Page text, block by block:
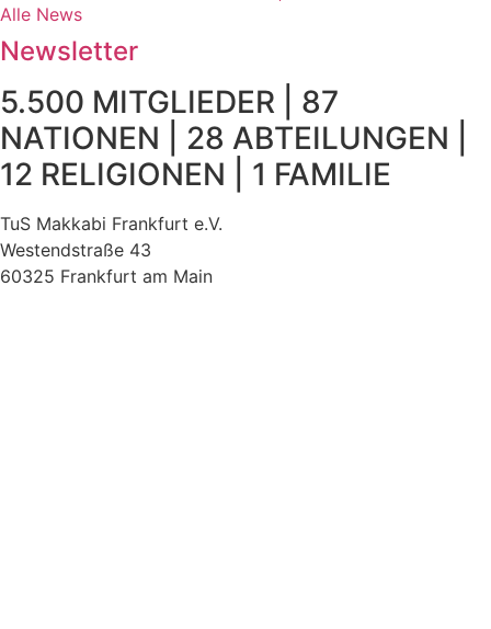
Alle News
Newsletter
5.500 MITGLIEDER | 87
NATIONEN | 28 ABTEILUNGEN |
12 RELIGIONEN | 1 FAMILIE
TuS Makkabi Frankfurt e.V.
Westendstraße 43
60325 Frankfurt am Main